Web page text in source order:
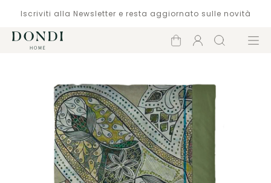
Iscriviti alla Newsletter e resta aggiornato sulle novità
Carrello
Account
Cerca Menù